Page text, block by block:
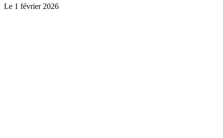
Le 1 février 2026